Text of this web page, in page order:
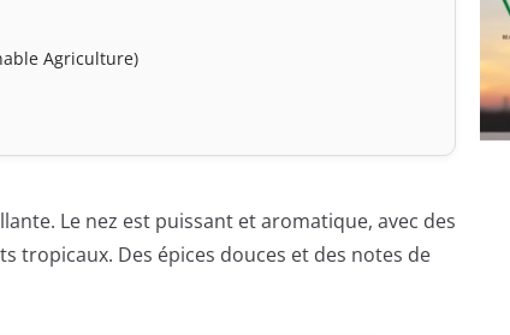
Agriculture)
Le nez est puissant et aromatique, avec des
tropicaux. Des épices douces et des notes de